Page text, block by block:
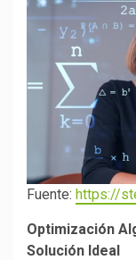
Fuente: https://
Optimización
Solución Ideal